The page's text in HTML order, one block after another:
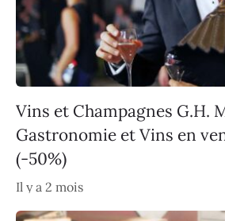
Vins et Champagnes G.H.
Gastronomie et Vins en
(-50%)
Il y a 2 mois